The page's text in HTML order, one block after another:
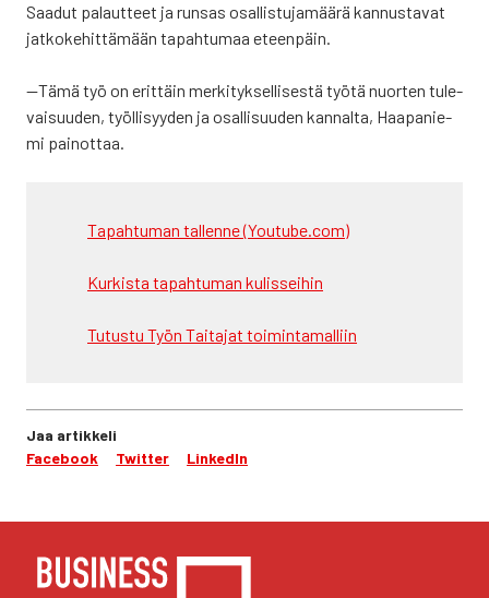
Saa­dut palaut­teet ja run­sas osal­lis­tu­ja­mää­rä kan­nus­ta­vat
jat­ko­ke­hit­tä­mään tapah­tu­maa eteen­päin.
—Tämä työ on erit­täin mer­ki­tyk­sel­li­ses­tä työ­tä nuor­ten tule­
vai­suu­den, työl­li­syy­den ja osal­li­suu­den kan­nal­ta, Haa­pa­nie­
mi pai­not­taa.
Tapah­tu­man tal­len­ne (Youtube.com)
Kur­kis­ta tapah­tu­man kulis­sei­hin
Tutus­tu Työn Tai­ta­jat toi­min­ta­mal­liin
Jaa artikkeli
Facebook
Twitter LinkedIn
YHTEYS­TIE­DOT